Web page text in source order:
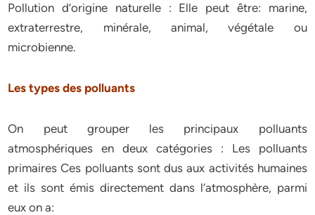
Pollution d’origine naturelle : Elle peut être: marine,
extraterrestre, minérale, animal, végétale ou
microbienne.
Les types des polluants
On peut grouper les principaux polluants
atmosphériques en deux catégories : Les polluants
primaires Ces polluants sont dus aux activités humaines
et ils sont émis directement dans l’atmosphère, parmi
eux on a: